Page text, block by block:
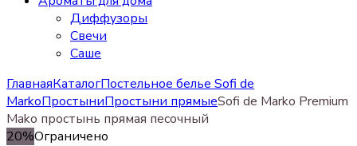
Диффузоры
Свечи
Cаше
ГлавнаяКаталогПостельное белье Sofi de
MarkoПростыниПростыни прямыеSofi de Marko Premium
Mako простынь прямая песочный
20%Ограничено